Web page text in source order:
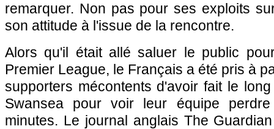
remarquer. Non pas pour ses exploits
son attitude à l'issue de la rencontre.
Alors qu'il était allé saluer le public
Premier League, le Français a été pris à
supporters mécontents d'avoir fait le
Swansea pour voir leur équipe
minutes. Le journal anglais The